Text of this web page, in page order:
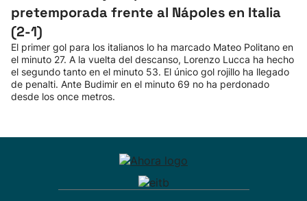
pretemporada frente al Nápoles en Italia
(2-1)
El primer gol para los italianos lo ha marcado Mateo Politano en
el minuto 27. A la vuelta del descanso, Lorenzo Lucca ha hecho
el segundo tanto en el minuto 53. El único gol rojillo ha llegado
de penalti. Ante Budimir en el minuto 69 no ha perdonado
desde los once metros.